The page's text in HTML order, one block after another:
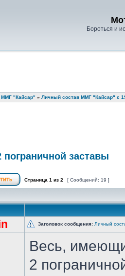
Бороться и
ММГ "Кайсар" » Личный состав ММГ "Кайсар" с
заставы
Страница 1 из 2 [ Сообщений: 19 ]
Заголовок сообщения: Личный
Весь,
2